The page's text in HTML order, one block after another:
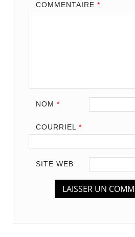
COMMENTAIRE *
NOM *
COURRIEL *
SITE WEB